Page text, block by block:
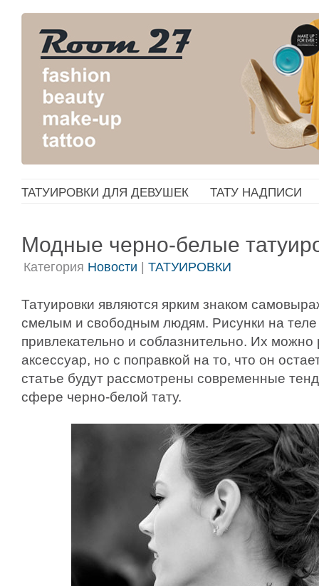
ТАТУИРОВКИ ДЛЯ ДЕВУШЕК ТАТУ НАДПИСИ
Модные черно-белые
Категория Новости ТАТУИРОВКИ
Татуировки являются ярким знаком
смелым и свободным людям. Рисунки на теле
привлекательно и соблазнительно. Их
аксессуар, но с поправкой на то, что он
статье будут рассмотрены современные
сфере черно-белой тату.